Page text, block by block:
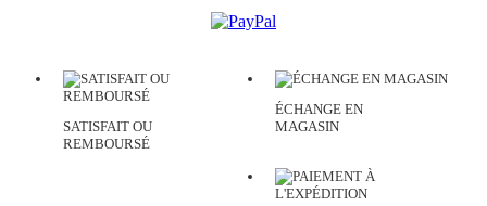
SATISFAIT OU
REMBOURSÉ
ÉCHANGE EN
MAGASIN